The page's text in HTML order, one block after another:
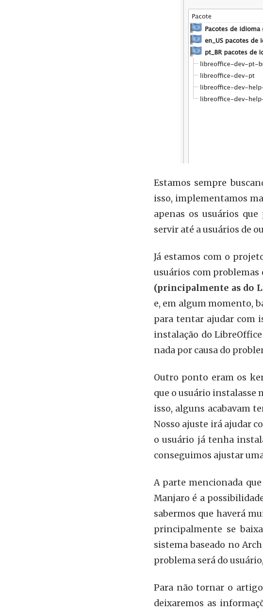
Estamos sempre
isso, implementamos
apenas os usuários
servir até a usuários de
Já estamos com o
usuários com
(principalmente as do
e, em algum momento,
para tentar ajudar com
instalação do
nada por causa do
Outro ponto eram os
que o usuário instalasse
isso, alguns acabavam
Nosso ajuste irá ajudar
o usuário já tenha
conseguimos ajustar
A parte mencionada
Manjaro é a
sabermos que haverá
principalmente se
sistema baseado no
problema será do
Para não tornar o
deixaremos as